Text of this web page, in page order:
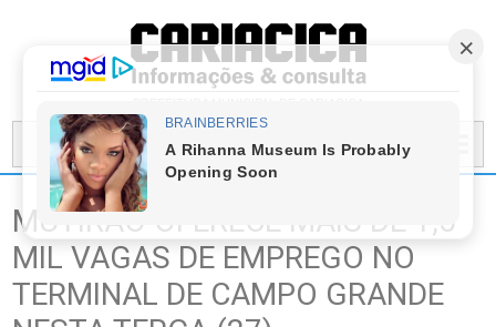
MENU...
MUTIRÃO OFERECE MAIS DE 1,5
MIL VAGAS DE EMPREGO NO
TERMINAL DE CAMPO GRANDE